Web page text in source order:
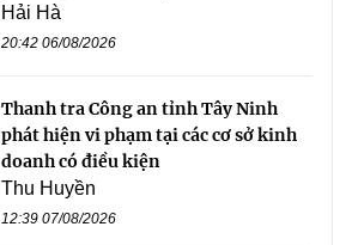
Hải Hà
20:42 06/08/2026
Thanh tra Công an tỉnh Tây Ninh
phát hiện vi phạm tại các cơ sở kinh
doanh có điều kiện
Thu Huyền
12:39 07/08/2026